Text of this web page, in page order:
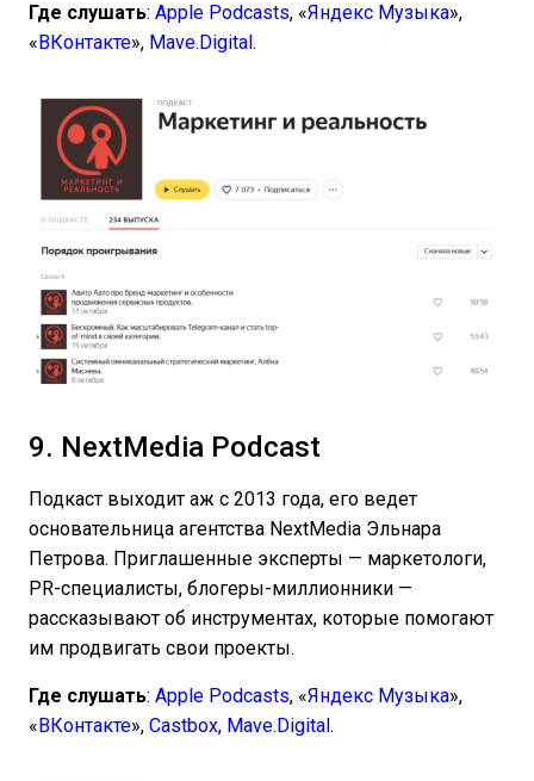
Где слушать: Apple Podcasts, «Яндекс Музыка»,
«ВКонтакте», Mave.Digital.
9. NextMedia Podcast
Подкаст выходит аж с 2013 года, его ведет
основательница агентства NextMedia Эльнара
Петрова. Приглашенные эксперты — маркетологи,
PR-специалисты, блогеры-миллионники —
рассказывают об инструментах, которые помогают
им продвигать свои проекты.
Где слушать: Apple Podcasts, «Яндекс Музыка»,
«ВКонтакте», Castbox, Mave.Digital.